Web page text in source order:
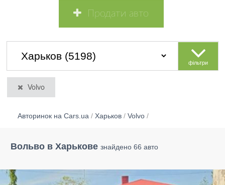
Продати авто
фільтри
Volvo
Авторинок на Cars.ua / Харьков / Volvo /
Вольво в Харькове знайдено 66 авто